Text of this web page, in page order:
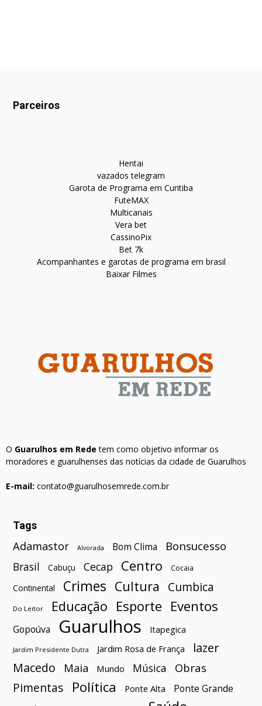
Parceiros
Hentai
vazados telegram
Garota de Programa em Curitiba
FuteMAX
Multicanais
Vera bet
CassinoPix
Bet 7k
Acompanhantes e garotas de programa em brasil
Baixar Filmes
O Guarulhos em Rede tem como objetivo informar os
moradores e guarulhenses das notícias da cidade de Guarulhos
E-mail: contato@guarulhosemrede.com.br
Tags
Adamastor Alvorada Bom Clima Bonsucesso
Brasil Cabuçu Cecap Centro Cocaia
Continental Crimes Cultura Cumbica
Do Leitor Educação Esporte Eventos
Gopoúva Guarulhos Itapegica
Jardim Presidente Dutra Jardim Rosa de França
lazer
Macedo
Maia Mundo Música Obras
Pimentas Política Ponte Alta Ponte Grande